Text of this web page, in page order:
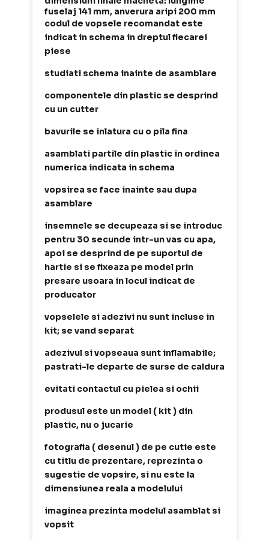
fuselaj 141 mm, anverura aripi 200 mm
codul de vopsele recomandat este
indicat in schema in dreptul fiecarei
piese
studiati schema inainte de asamblare
componentele din plastic se desprind
cu un cutter
bavurile se inlatura cu o pila fina
asamblati partile din plastic in ordinea
numerica indicata in schema
vopsirea se face inainte sau dupa
asamblare
insemnele se decupeaza si se introduc
pentru 30 secunde intr-un vas cu apa,
apoi se desprind de pe suportul de
hartie si se fixeaza pe model prin
presare usoara in locul indicat de
producator
vopselele si adezivi nu sunt incluse in
kit; se vand separat
adezivul si vopseaua sunt inflamabile;
pastrati-le departe de surse de caldura
evitati contactul cu pielea si ochii
produsul este un model ( kit ) din
plastic, nu o jucarie
fotografia ( desenul ) de pe cutie este
cu titlu de prezentare, reprezinta o
sugestie de vopsire, si nu este la
dimensiunea reala a modelului
imaginea prezinta modelul asamblat si
vopsit